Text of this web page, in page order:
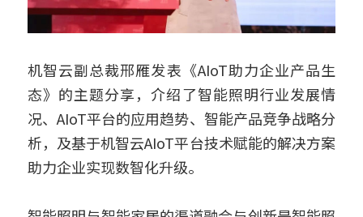
机智云副总裁邢雁发表《AIoT助力企业产品生
态》的主题分享，介绍了智能照明行业发展情
况、AIoT平台的应用趋势、智能产品竞争战略分
析，及基于机智云AIoT平台技术赋能的解决方案
助力企业实现数智化升级。